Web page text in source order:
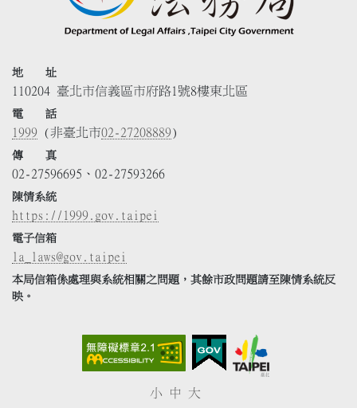
地 址
110204 臺北市信義區市府路1號8樓東北區
電 話
1999 (非臺北市02-27208889)
傳 真
02-27596695、02-27593266
陳情系統
https://1999.gov.taipei
電子信箱
la_laws@gov.taipei
本局信箱係處理與系統相關之問題，其餘市政問題請至陳情系統反
映。
小 中 大